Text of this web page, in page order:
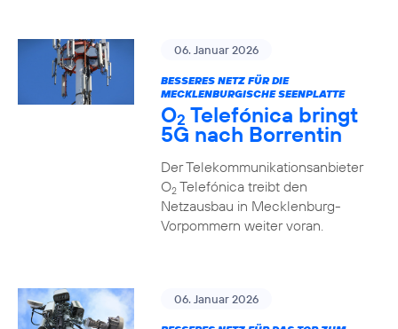
06. Januar 2026
BESSERES NETZ FÜR DIE
MECKLENBURGISCHE SEENPLATTE
O2 Telefónica bringt
5G nach Borrentin
Der Telekommunikationsanbieter
O2Telefónica treibt den
Netzausbau in Mecklenburg-
Vorpommern weiter voran.
06. Januar 2026